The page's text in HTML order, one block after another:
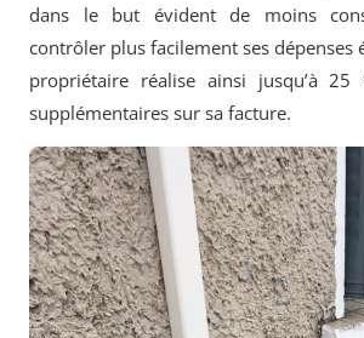
dans le but évident de moins
contrôler plus facilement ses dépenses
propriétaire réalise ainsi jusqu’à 25
supplémentaires sur sa facture.